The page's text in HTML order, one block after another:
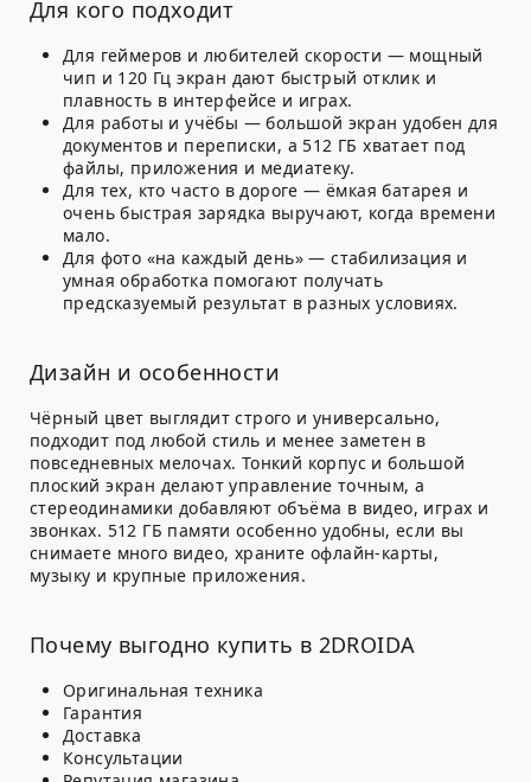
Для кого подходит
Для геймеров и любителей скорости — мощный
чип и 120 Гц экран дают быстрый отклик и
плавность в интерфейсе и играх.
Для работы и учёбы — большой экран удобен для
документов и переписки, а 512 ГБ хватает под
файлы, приложения и медиатеку.
Для тех, кто часто в дороге — ёмкая батарея и
очень быстрая зарядка выручают, когда времени
мало.
Для фото «на каждый день» — стабилизация и
умная обработка помогают получать
предсказуемый результат в разных условиях.
Дизайн и особенности
Чёрный цвет выглядит строго и универсально,
подходит под любой стиль и менее заметен в
повседневных мелочах. Тонкий корпус и большой
плоский экран делают управление точным, а
стереодинамики добавляют объёма в видео, играх и
звонках. 512 ГБ памяти особенно удобны, если вы
снимаете много видео, храните офлайн-карты,
музыку и крупные приложения.
Почему выгодно купить в 2DROIDA
Оригинальная техника
Гарантия
Доставка
Консультации